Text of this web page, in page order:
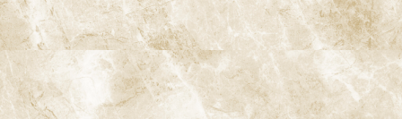
★…ご予約状況により診療を行わせて頂きます。
※休診日：火曜（9月より月2回）・日曜・祝日
▲…2025年9月より第2火曜日、第4火曜日は診療日となりま
す。